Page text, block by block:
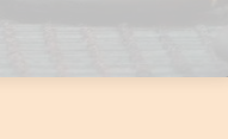
Nombre
Nombre